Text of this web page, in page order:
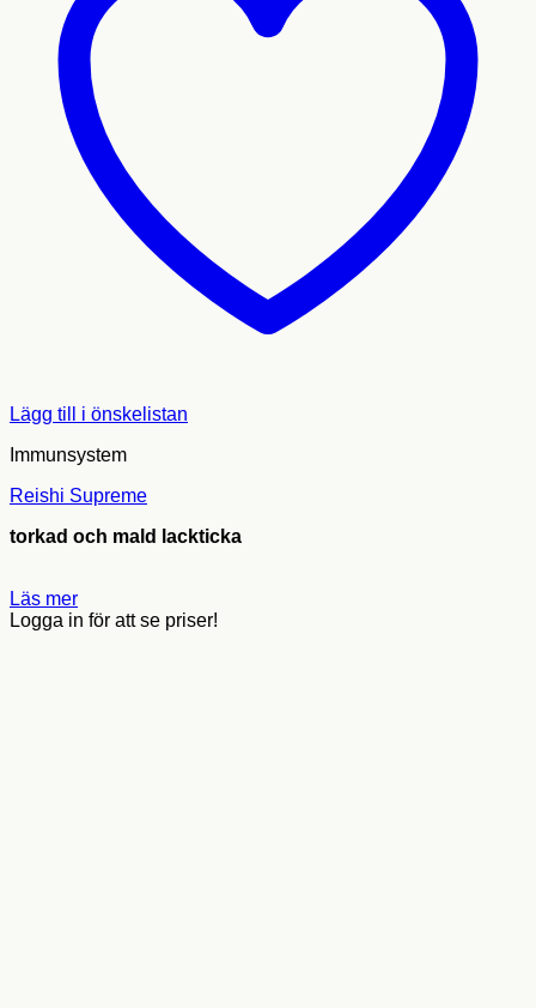
Lägg till i önskelistan
Immunsystem
Reishi Supreme
torkad och mald lackticka
Läs mer
Logga in för att se priser!